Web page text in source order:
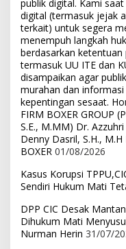
publik digital. Kami
digital (termasuk jejak
terkait) untuk segera
menempuh langkah
berdasarkan ketentuan
termasuk UU ITE dan
disampaikan agar
murahan dan
kepentingan sesaat.
FIRM BOXER GROUP
S.E., M.MM) Dr.
Denny Dasril, S.H., M.H
BOXER 01/08/2026
Kasus Korupsi
Sendiri Hukum Mati
DPP CIC Desak
Dihukum Mati
Nurman Herin 31/07/